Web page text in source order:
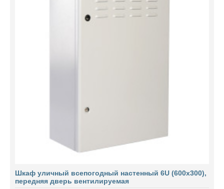
Шкаф уличный всепогодный настенный 6U (600х300),
передняя дверь вентилируемая